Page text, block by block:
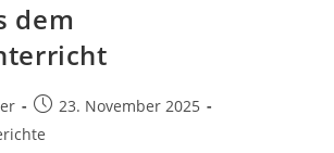
dem
Beitrag
veröffentlicht:
23. November 2025